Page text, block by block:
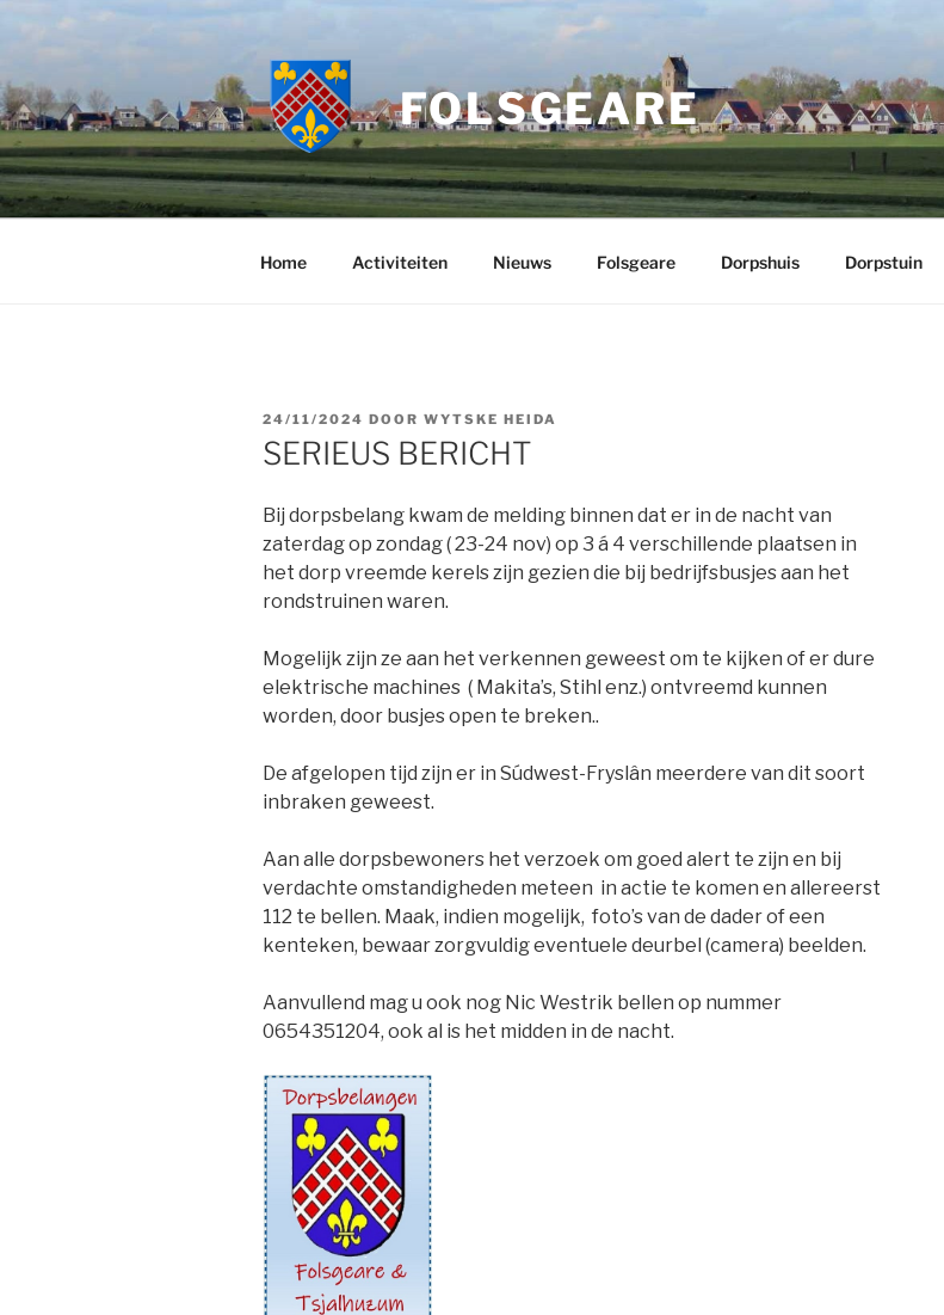
inhoud
FOLSGEARE
Home Activiteiten Nieuws Folsgeare Dorpshuis Dorpstuin
GEPLAATST
OP
24/11/2024 DOOR WYTSKE HEIDA
SERIEUS BERICHT
Bij dorpsbelang kwam de melding binnen dat er in de nacht van
zaterdag op zondag ( 23-24 nov) op 3 á 4 verschillende plaatsen in
het dorp vreemde kerels zijn gezien die bij bedrijfsbusjes aan het
rondstruinen waren.
Mogelijk zijn ze aan het verkennen geweest om te kijken of er dure
elektrische machines ( Makita’s, Stihl enz.) ontvreemd kunnen
worden, door busjes open te breken..
De afgelopen tijd zijn er in Súdwest-Fryslân meerdere van dit soort
inbraken geweest.
Aan alle dorpsbewoners het verzoek om goed alert te zijn en bij
verdachte omstandigheden meteen in actie te komen en allereerst
112 te bellen. Maak, indien mogelijk, foto’s van de dader of een
kenteken, bewaar zorgvuldig eventuele deurbel (camera) beelden.
Aanvullend mag u ook nog Nic Westrik bellen op nummer
0654351204, ook al is het midden in de nacht.